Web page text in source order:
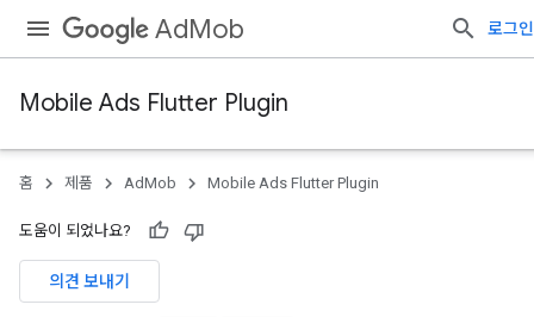
AdMob 로그인
Mobile Ads Flutter Plugin
홈 제품 AdMob Mobile Ads Flutter Plugin
도움이 되었나요?
의견 보내기